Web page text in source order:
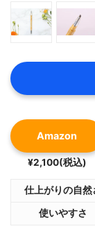
Amazon
¥2,100(税込)
仕上がりの自然
使いやすさ